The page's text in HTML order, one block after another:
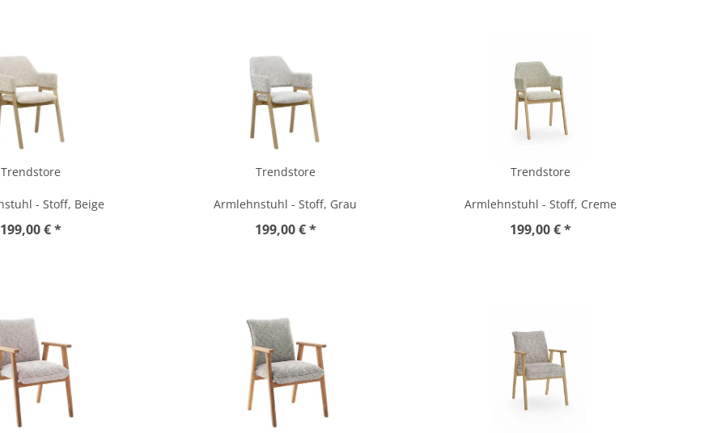
Trendstore
- Stoff, Beige
199,00 € *
Trendstore
Armlehnstuhl - Stoff, Grau
199,00 € *
Trendstore
Armlehnstuhl - Stoff, Creme
199,00 € *